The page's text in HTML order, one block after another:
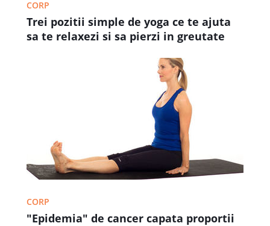
CORP
Trei pozitii simple de yoga ce te ajuta
sa te relaxezi si sa pierzi in greutate
CORP
"Epidemia" de cancer capata proportii